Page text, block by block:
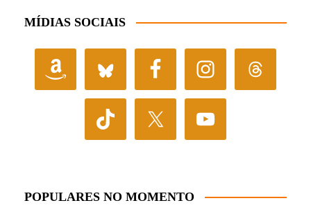
MÍDIAS SOCIAIS
POPULARES NO MOMENTO